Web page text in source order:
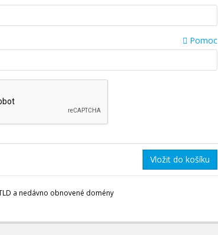
Pomoc
Vložit do košíku
a nedávno obnovené domény